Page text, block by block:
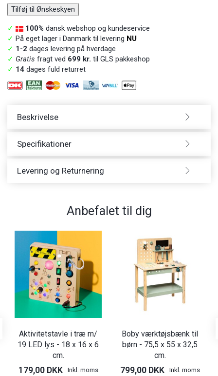
Tilføj til Ønskeskyen
✓ 100% dansk webshop og kundeservice
✓ På eget lager i Danmark til levering NU
✓ 1-2 dages levering på hverdage
✓ Gratis fragt ved 699 kr. til GLS pakkeshop
✓ 14 dages fuld returret
Beskrivelse
Specifikationer
Levering og Returnering
Anbefalet til dig
Aktivitetstavle i træ m/
19 LED lys - 18 x 16 x 6
cm.
179,00 DKK Inkl. moms
Boby værktøjsbænk til
børn - 75,5 x 55 x 32,5
cm.
799,00 DKK Inkl. moms